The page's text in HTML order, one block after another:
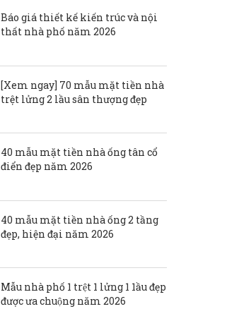
Báo giá thiết kế kiến trúc và nội
thất nhà phố năm 2026
[Xem ngay] 70 mẫu mặt tiền nhà
trệt lửng 2 lầu sân thượng đẹp
40 mẫu mặt tiền nhà ống tân cổ
điển đẹp năm 2026
40 mẫu mặt tiền nhà ống 2 tầng
đẹp, hiện đại năm 2026
Mẫu nhà phố 1 trệt 1 lửng 1 1ầu đẹp
được ưa chuộng năm 2026